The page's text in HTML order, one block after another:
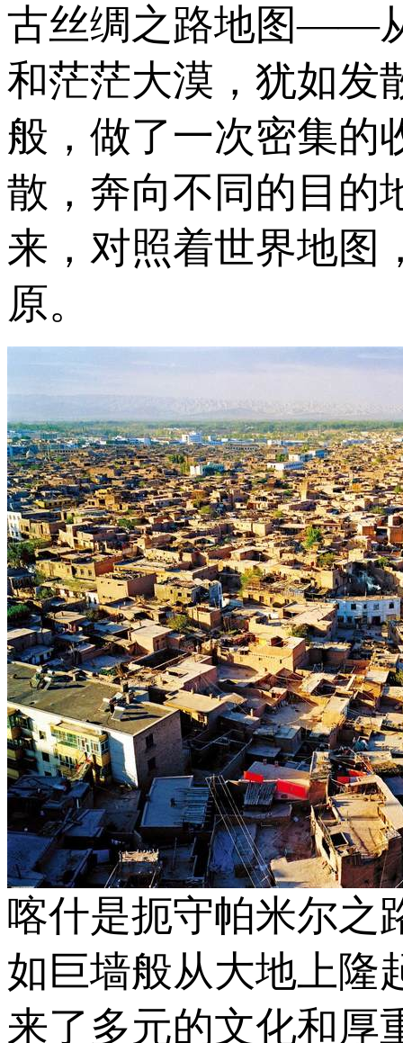
古丝绸之路地图——
和茫茫大漠，犹如发
般，做了一次密集的
散，奔向不同的目的
来，对照着世界地
原。
喀什是扼守帕米尔之
如巨墙般从大地上隆
来了多元的文化和厚